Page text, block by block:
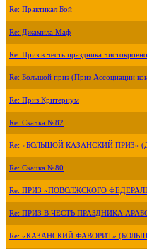
Re: Практикал Бой
Re: Джамила Маф
Re: Приз в честь праздника
Re: Большой приз (Приз Ассоциации
Re: Приз Критериум
Re: Скачка №82
Re: «БОЛЬШОЙ КАЗАНСКИЙ ПРИЗ»
Re: Скачка №80
Re: ПРИЗ «ПОВОЛЖСКОГО
Re: ПРИЗ В ЧЕСТЬ ПРАЗДНИКА
Re: «КАЗАНСКИЙ ФАВОРИТ»